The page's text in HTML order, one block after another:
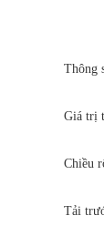
Thông
Giá trị
Chiều
Tải trước